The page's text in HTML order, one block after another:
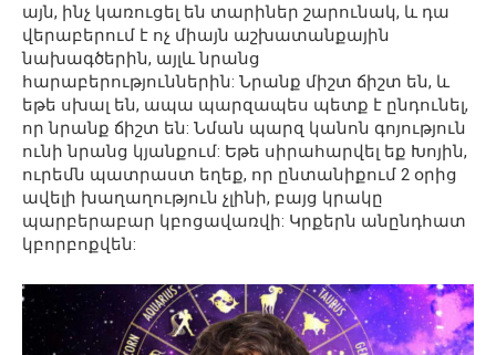
այն, ինչ կառուցել են տարիներ շարունակ, և դա
վերաբերում է ոչ միայն աշխատանքային
նախագծերին, այլև նրանց
հարաբերություններին: Նրանք միշտ ճիշտ են, և
եթե սխալ են, ապա պարզապես պետք է ընդունել,
որ նրանք ճիշտ են: Նման պարզ կանոն գոյություն
ունի նրանց կյանքում: Եթե ​​սիրահարվել եք Խոյին,
ուրեմն պատրաստ եղեք, որ ընտանիքում 2 օրից
ավելի խաղաղություն չլինի, բայց կրակը
պարբերաբար կբոցավառվի: Կրքերն անընդհատ
կբորբոքվեն: